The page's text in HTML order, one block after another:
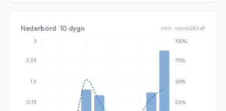
Nederbörd · 10 dygn mm · sannolikhet
0.75
1.5
2.25
3
25%
50%
75%
100%